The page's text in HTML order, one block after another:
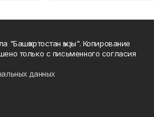
ҡыҙы". Копирование
только с письменного согласия
данных